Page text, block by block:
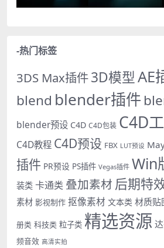
-热门标签
3DS Max插件3D模型AE
blend blender插件
blender预设 C4D C4D包装 C4D
C4D教程 C4D预设 FBX LUT预设
插件 PR预设 PS插件 Vegas插件 Win
装类 卡通类 叠加素材 后期特
素材 影视制作 抠像素材 文本类 材质贴
册类 科技类 粒子类 精选资源
频音效 高清实拍